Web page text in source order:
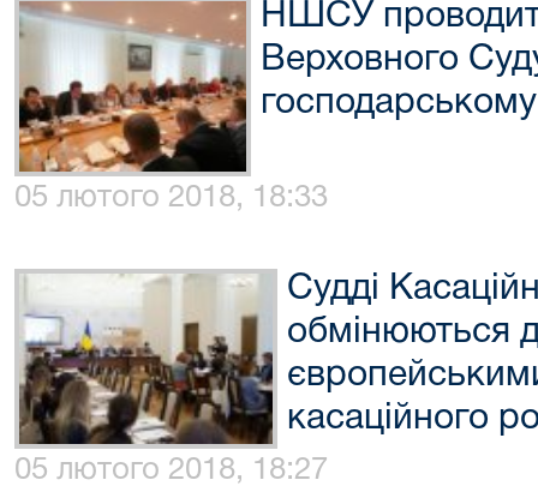
НШСУ
Верховного
господарському
05 лютого 2018, 18:33
Судді
обмінюються
касаційного
05 лютого 2018, 18:27